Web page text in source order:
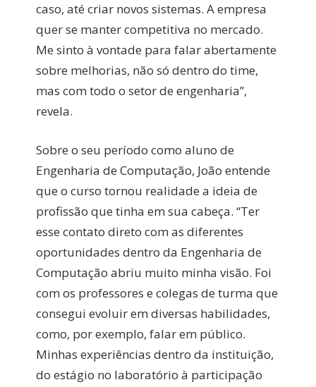
caso, até criar novos sistemas. A empresa
quer se manter competitiva no mercado.
Me sinto à vontade para falar abertamente
sobre melhorias, não só dentro do time,
mas com todo o setor de engenharia”,
revela.
Sobre o seu período como aluno de
Engenharia de Computação, João entende
que o curso tornou realidade a ideia de
profissão que tinha em sua cabeça. “Ter
esse contato direto com as diferentes
oportunidades dentro da Engenharia de
Computação abriu muito minha visão. Foi
com os professores e colegas de turma que
consegui evoluir em diversas habilidades,
como, por exemplo, falar em público.
Minhas experiências dentro da instituição,
do estágio no laboratório à participação